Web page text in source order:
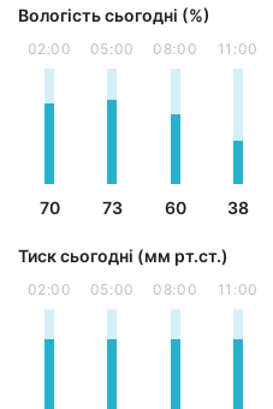
Вологість сьогодні (%)
02:00
70
05:00
73
08:00
60
11:00
38
Тиск сьогодні (мм рт.ст.)
02:00 05:00 08:00 11:00